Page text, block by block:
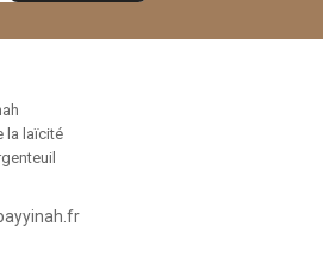
la laïcité